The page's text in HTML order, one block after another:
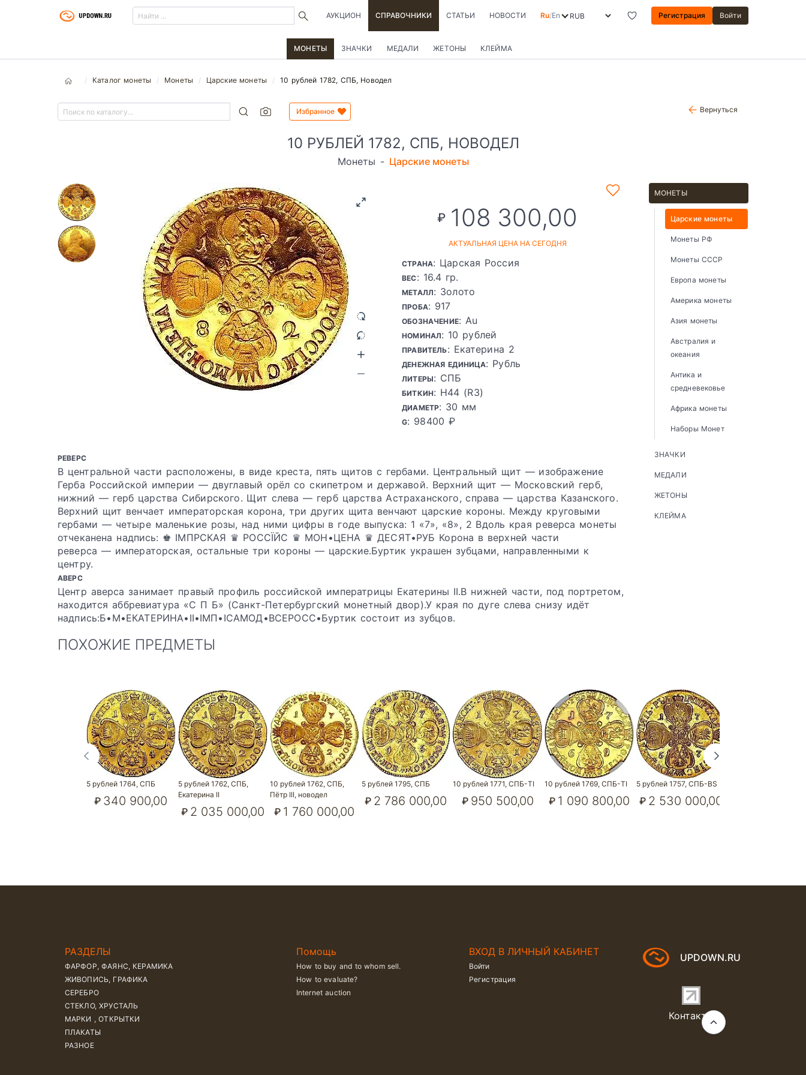
АУКЦИОН СПРАВОЧНИКИ СТАТЬИ НОВОСТИ Ru/En Регистрация Войти
МОНЕТЫ ЗНАЧКИ МЕДАЛИ ЖЕТОНЫ КЛЕЙМА
Каталог монеты Монеты Царские монеты 10 рублей 1782, СПБ, Новодел
Избранное Вернуться
10 РУБЛЕЙ 1782, СПБ, НОВОДЕЛ
Монеты - Царские монеты
₽ 108 300,00
АКТУАЛЬНАЯ ЦЕНА НА СЕГОДНЯ
СТРАНА: Царская Россия
ВЕС: 16.4 гр.
МЕТАЛЛ: Золото
ПРОБА: 917
ОБОЗНАЧЕНИЕ: Au
НОМИНАЛ: 10 рублей
ПРАВИТЕЛЬ: Екатерина 2
ДЕНЕЖНАЯ ЕДИНИЦА: Рубль
ЛИТЕРЫ: СПБ
БИТКИН: Н44 (R3)
ДИАМЕТР: 30 мм
G: 98400 ₽
РЕВЕРС
В центральной части расположены, в виде креста, пять щитов с гербами. Центральный щит — изображение
Герба Российской империи — двуглавый орёл со скипетром и державой. Верхний щит — Московский герб,
нижний — герб царства Сибирского. Щит слева — герб царства Астраханского, справа — царства Казанского.
Верхний щит венчает императорская корона, три других щита венчают царские короны. Между круговыми
гербами — четыре маленькие розы, над ними цифры в годе выпуска: 1 «7», «8», 2 Вдоль края реверса монеты
отчеканена надпись: ♚ IМПРСКАЯ ♛ РОССÏЙС ♛ МОН•ЦЕНА ♛ ДЕСЯТ•РУБ Корона в верхней части
реверса — императорская, остальные три короны — царские.Буртик украшен зубцами, направленными к
центру.
АВЕРС
Центр аверса занимает правый профиль российской императрицы Екатерины II.В нижней части, под портретом,
находится аббревиатура «С П Б» (Санкт-Петербургский монетный двор).У края по дуге слева снизу идёт
надпись:Б•М•ЕКАТЕРИНА•II•IМП•IСАМОД•ВСЕРОСС•Буртик состоит из зубцов.
МОНЕТЫ
Царские монеты
Монеты РФ
Монеты СССР
Европа монеты
Америка монеты
Азия монеты
Австралия и
океания
Антика и
средневековье
Африка монеты
Наборы Монет
ЗНАЧКИ
МЕДАЛИ
ЖЕТОНЫ
КЛЕЙМА
ПОХОЖИЕ ПРЕДМЕТЫ
5 рублей 1764, СПБ
₽ 340 900,00
5 рублей 1762, СПБ,
Екатерина II
₽ 2 035 000,00
10 рублей 1762, СПБ,
Пётр III, новодел
₽ 1 760 000,00
5 рублей 1795, СПБ
₽ 2 786 000,00
10 рублей 1771, СПБ-TI
₽ 950 500,00
10 рублей 1769, СПБ-TI
₽ 1 090 800,00
5 рублей 1757, СПБ-BS
₽ 2 530 000,00
РАЗДЕЛЫ
ФАРФОР, ФАЯНС, КЕРАМИКА
ЖИВОПИСЬ, ГРАФИКА
СЕРЕБРО
СТЕКЛО, ХРУСТАЛЬ
МАРКИ , ОТКРЫТКИ
ПЛАКАТЫ
РАЗНОЕ
Помощь
How to buy and to whom sell.
How to evaluate?
Internet auction
ВХОД В ЛИЧНЫЙ КАБИНЕТ
Войти
Регистрация
UPDOWN.RU
Контакты